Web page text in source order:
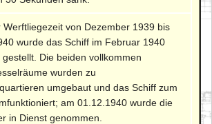
Werftliegezeit von Dezember 1939 bis
wurde das Schiff im Februar 1940
Die beiden vollkommen
wurden zu
umgebaut und das Schiff zum
am 01.12.1940 wurde die
in Dienst genommen.